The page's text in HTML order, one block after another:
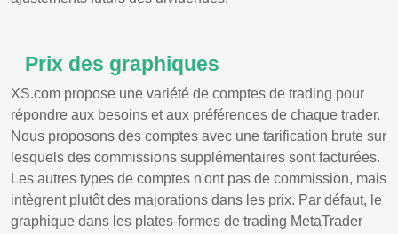
Prix des graphiques
XS.com propose une variété de comptes de trading pour
répondre aux besoins et aux préférences de chaque trader.
Nous proposons des comptes avec une tarification brute sur
lesquels des commissions supplémentaires sont facturées.
Les autres types de comptes n'ont pas de commission, mais
intègrent plutôt des majorations dans les prix. Par défaut, le
graphique dans les plates-formes de trading MetaTrader